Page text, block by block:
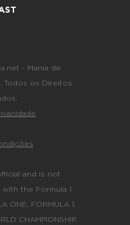
- Mania de
Todos os Direitos
and is not
the Formula 1
ONE, FORMULA 1,
CHAMPIONSHIP,